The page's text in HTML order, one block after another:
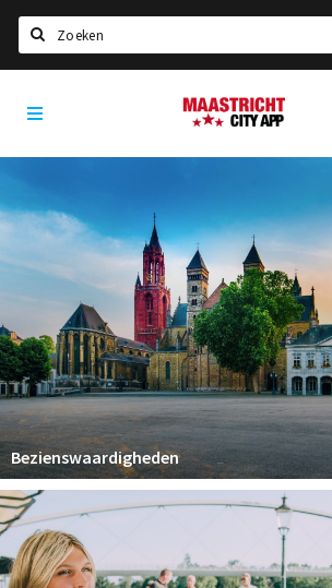
Home
Agenda
Party pics
Nieuws, interviews & blogs
Eten
Drinken
Slapen
Recreatief
Winkels
Winkelgebieden
Parkeren
Maastricht
City
Bezienswaardigheden